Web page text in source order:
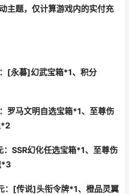
主题，仅计算游戏内的实付充
[永暮]幻武宝箱*1、积分
罗马文明自选宝箱*1、至尊伤
*2
SSR幻化任选宝箱*1、至尊伤
*3
[传说]头衔令牌*1、橙品灵翼